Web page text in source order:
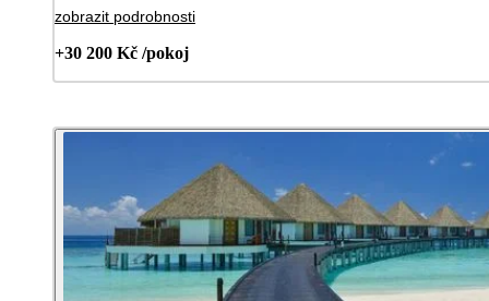
zobrazit podrobnosti
+30 200 Kč /pokoj